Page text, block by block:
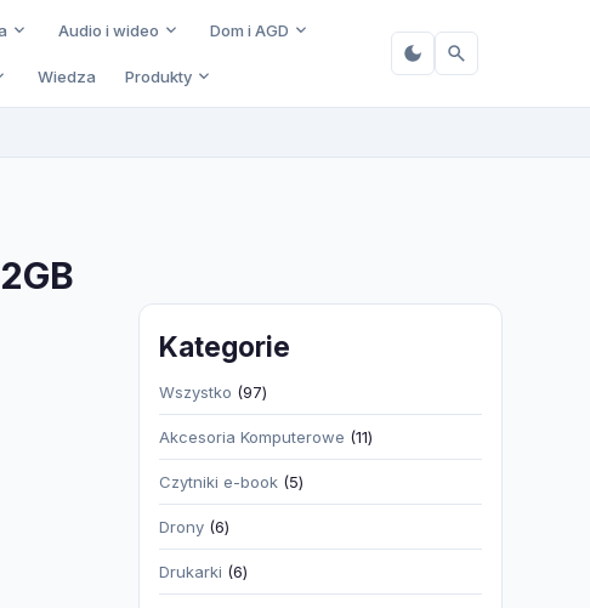
Audio i wideo Dom i AGD
Wiedza Produkty
Kategorie
Wszystko 9797
produktów
Akcesoria Komputerowe
1111
produktów
Czytniki e-book
55
produktów
Drony 66
produktów
Drukarki
66
produktów